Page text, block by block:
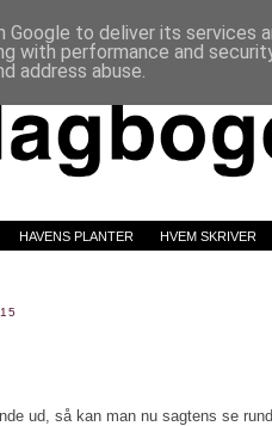
HAVENS PLANTER HVEM SKRIVER
ud, så kan man nu sagtens se
to deliver its services
with performance and
address abuse.